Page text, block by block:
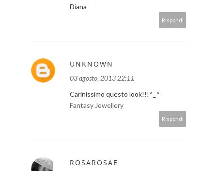
Diana
Rispondi
UNKNOWN
03 agosto, 2013 22:11
Carinissimo questo look!!!^_^
Fantasy Jewellery
Rispondi
ROSAROSAE